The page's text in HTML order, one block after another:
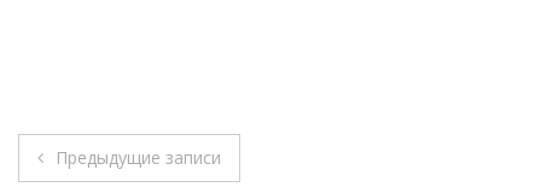
Навигация
Предыдущие записи